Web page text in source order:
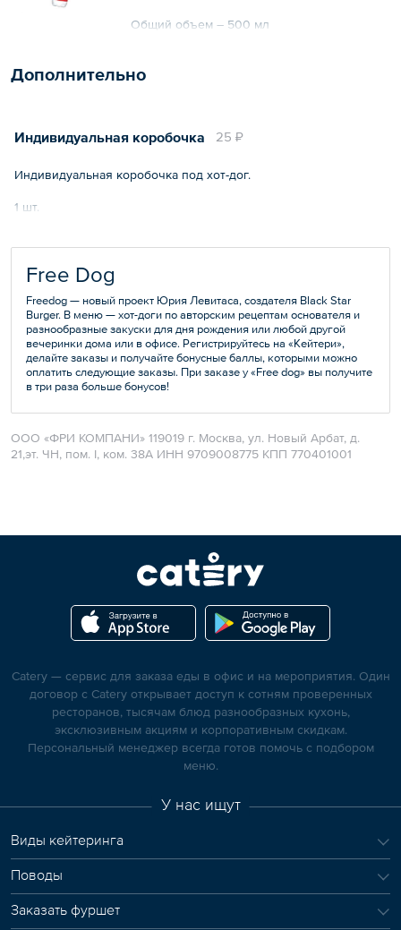
Общий объем – 500 мл
Дополнительно
25 ₽
Индивидуальная коробочка
Индивидуальная коробочка под хот-дог.
1 шт.
Free Dog
Freedog — новый проект Юрия Левитаса, создателя Black Star
Burger. В меню — хот-доги по авторским рецептам основателя и
разнообразные закуски для дня рождения или любой другой
вечеринки дома или в офисе. Регистрируйтесь на «Кейтери»,
делайте заказы и получайте бонусные баллы, которыми можно
оплатить следующие заказы. При заказе у «Free dog» вы получите
в три раза больше бонусов!
ООО «ФРИ КОМПАНИ» 119019 г. Москва, ул. Новый Арбат, д.
21,эт. ЧН, пом. I, ком. 38А ИНН 9709008775 КПП 770401001
Catery — сервис для заказа еды в офис и на мероприятия. Один
договор с Catery открывает доступ к сотням проверенных
ресторанов, тысячам блюд разнообразных кухонь,
эксклюзивным акциям и корпоративным скидкам.
Персональный менеджер всегда готов помочь с подбором
меню.
У нас ищут
Виды кейтеринга
Поводы
Заказать фуршет